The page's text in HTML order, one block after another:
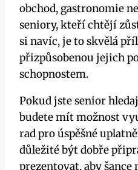
obchod, gastronomie
seniory, kteří chtějí
si navíc, je to skvělá
přizpůsobenou jejich
schopnostem.
Pokud jste senior
budete mít možnost
rad pro úspěšné
důležité být dobře
prezentovat, aby šance